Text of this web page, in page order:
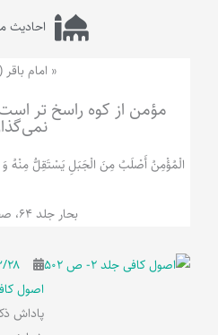
احادیث
« امام
مؤمن از کوه راسخ تر است،
الْمُؤْمِنُ‌ أَصْلَبُ‌ مِنَ‌ الْجَبَلِ‌ یَسْتَقِلُّ مِنْهُ
بحار جلد 64، صفحه 362
اصول کافی
پاداش